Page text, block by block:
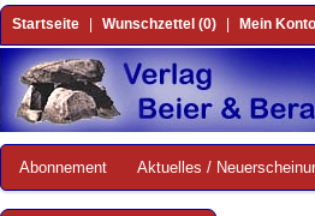
Startseite Wunschzettel (0) Mein Konto
Abonnement Aktuelles /